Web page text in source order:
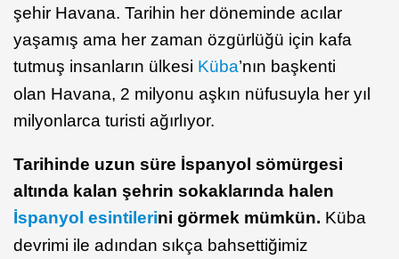
şehir Havana. Tarihin her döneminde acılar
yaşamış ama her zaman özgürlüğü için kafa
tutmuş insanların ülkesi Küba’nın başkenti
olan Havana, 2 milyonu aşkın nüfusuyla her yıl
milyonlarca turisti ağırlıyor.
Tarihinde uzun süre İspanyol sömürgesi
altında kalan şehrin sokaklarında halen
İspanyol esintilerini görmek mümkün. Küba
devrimi ile adından sıkça bahsettiğimiz